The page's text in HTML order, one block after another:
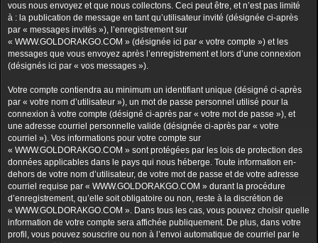
vous nous envoyez et que nous collectons. Ceci peut être, et n’est pas limité
à : la publication de message en tant qu’utilisateur invité (désignée ci-après
par « messages invités »), l’enregistrement sur
« WWW.GOLDORAKGO.COM » (désignée ici par « votre compte ») et les
messages que vous envoyez après l’enregistrement et lors d’une connexion
(désignés ici par « vos messages »).
Votre compte contiendra au minimum un identifiant unique (désigné ci-après
par « votre nom d’utilisateur »), un mot de passe personnel utilisé pour la
connexion à votre compte (désigné ci-après par « votre mot de passe »), et
une adresse courriel personnelle valide (désignée ci-après par « votre
courriel »). Vos informations pour votre compte sur
« WWW.GOLDORAKGO.COM » sont protégées par les lois de protection des
données applicables dans le pays qui nous héberge. Toute information en-
dehors de votre nom d’utilisateur, de votre mot de passe et de votre adresse
courriel requise par « WWW.GOLDORAKGO.COM » durant la procédure
d’enregistrement, qu’elle soit obligatoire ou non, reste à la discrétion de
« WWW.GOLDORAKGO.COM ». Dans tous les cas, vous pouvez choisir quelle
information de votre compte sera affichée publiquement. De plus, dans votre
profil, vous pouvez souscrire ou non à l’envoi automatique de courriel par le